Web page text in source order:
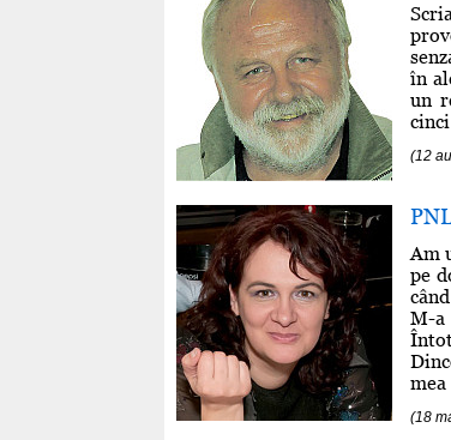
în
un
(12
Am
pe
M-
mea
(18